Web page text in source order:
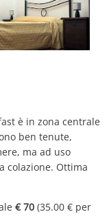
è in zona centrale
ben tenute,
ma ad uso
colazione. Ottima
€ 70 (35.00 € per